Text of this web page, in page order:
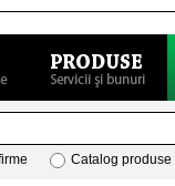
Catalog produse